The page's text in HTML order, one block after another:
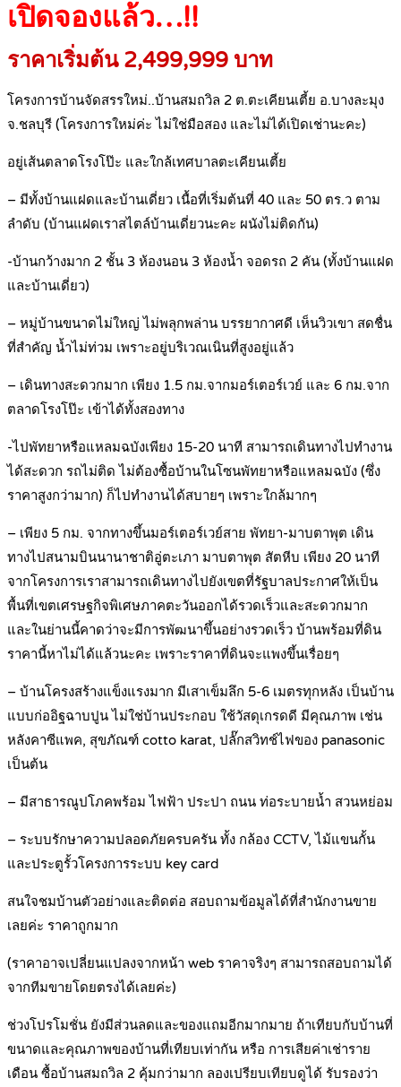
เปิดจองแล้ว…!!
ราคาเริ่มต้น 2,499,999 บาท
โครงการบ้านจัดสรรใหม่..บ้านสมถวิล 2 ต.ตะเคียนเตี้ย อ.บางละมุง
จ.ชลบุรี (โครงการใหม่ค่ะ ไม่ใช่มือสอง และไม่ได้เปิดเช่านะคะ)
อยู่เส้นตลาดโรงโป๊ะ และใกล้เทศบาลตะเคียนเตี้ย
– มีทั้งบ้านแฝดและบ้านเดี่ยว เนื้อที่เริ่มต้นที่ 40 และ 50 ตร.ว ตาม
ลำดับ (บ้านแฝดเราสไตล์บ้านเดี่ยวนะคะ ผนังไม่ติดกัน)
-บ้านกว้างมาก 2 ชั้น 3 ห้องนอน 3 ห้องน้ำ จอดรถ 2 คัน (ทั้งบ้านแฝด
และบ้านเดี่ยว)
– หมู่บ้านขนาดไม่ใหญ่ ไม่พลุกพล่าน บรรยากาศดี เห็นวิวเขา สดชื่น
ที่สำคัญ น้ำไม่ท่วม เพราะอยู่บริเวณเนินที่สูงอยู่แล้ว
– เดินทางสะดวกมาก เพียง 1.5 กม.จากมอร์เตอร์เวย์ และ 6 กม.จาก
ตลาดโรงโป๊ะ เข้าได้ทั้งสองทาง
-ไปพัทยาหรือแหลมฉบังเพียง 15-20 นาที สามารถเดินทางไปทำงาน
ได้สะดวก รถไม่ติด ไม่ต้องซื้อบ้านในโซนพัทยาหรือแหลมฉบัง (ซึ่ง
ราคาสูงกว่ามาก) ก็ไปทำงานได้สบายๆ เพราะใกล้มากๆ
– เพียง 5 กม. จากทางขึ้นมอร์เตอร์เวย์สาย พัทยา-มาบตาพุต เดิน
ทางไปสนามบินนานาชาติอู่ตะเภา มาบตาพุต สัตหีบ เพียง 20 นาที
จากโครงการเราสามารถเดินทางไปยังเขตที่รัฐบาลประกาศให้เป็น
พื้นที่เขตเศรษฐกิจพิเศษภาคตะวันออกได้รวดเร็วและสะดวกมาก
และในย่านนี้คาดว่าจะมีการพัฒนาขึ้นอย่างรวดเร็ว บ้านพร้อมที่ดิน
ราคานี้หาไม่ได้แล้วนะคะ เพราะราคาที่ดินจะแพงขึ้นเรื่อยๆ
– บ้านโครงสร้างแข็งแรงมาก มีเสาเข็มลึก 5-6 เมตรทุกหลัง เป็นบ้าน
แบบก่ออิฐฉาบปูน ไม่ใช่บ้านประกอบ ใช้วัสดุเกรดดี มีคุณภาพ เช่น
หลังคาซีแพค, สุขภัณฑ์ cotto karat, ปลั๊กสวิทช์ไฟของ panasonic
เป็นต้น
– มีสาธารณูปโภคพร้อม ไฟฟ้า ประปา ถนน ท่อระบายน้ำ สวนหย่อม
– ระบบรักษาความปลอดภัยครบครัน ทั้ง กล้อง CCTV, ไม้แขนกั้น
และประตูรั้วโครงการระบบ key card
สนใจชมบ้านตัวอย่างและติดต่อ สอบถามข้อมูลได้ที่สำนักงานขาย
เลยค่ะ ราคาถูกมาก
(ราคาอาจเปลี่ยนแปลงจากหน้า web ราคาจริงๆ สามารถสอบถามได้
จากทีมขายโดยตรงได้เลยค่ะ)
ช่วงโปรโมชั่น ยังมีส่วนลดและของแถมอีกมากมาย ถ้าเทียบกับบ้านที่
ขนาดและคุณภาพของบ้านที่เทียบเท่ากัน หรือ การเสียค่าเช่าราย
เดือน ซื้อบ้านสมถวิล 2 คุ้มกว่ามาก ลองเปรียบเทียบดูได้ รับรองว่า